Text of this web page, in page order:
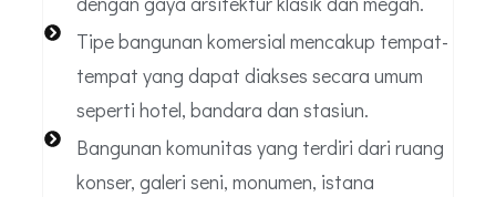
Tipe bangunan komersial mencakup tempat-
tempat yang dapat diakses secara umum
seperti hotel, bandara dan stasiun.
Bangunan komunitas yang terdiri dari ruang
konser, galeri seni, monumen, istana